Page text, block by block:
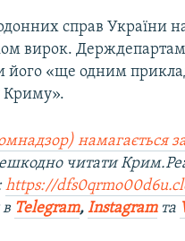
справ України
вирок.
«ще одним
Криму».
намагається
читати
https://
Telegram,Instagramта